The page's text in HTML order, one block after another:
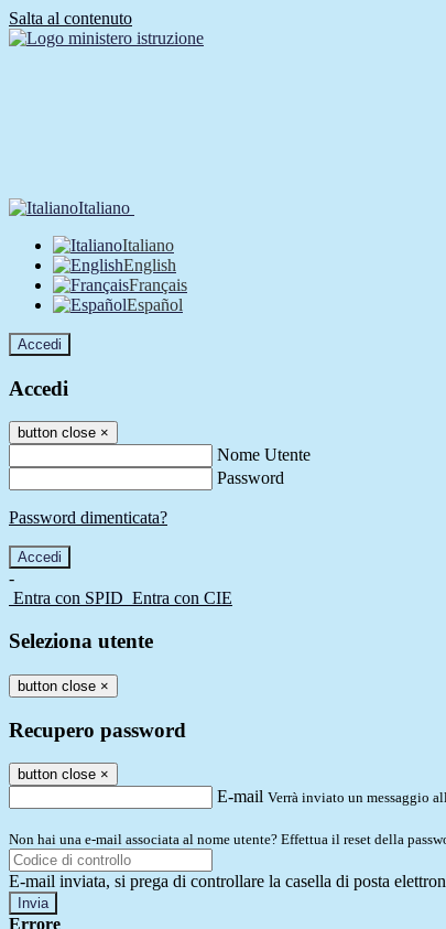
Salta al contenuto
Italiano
Italiano
English
Français
Español
Accedi
Accedi
button close ×
Nome Utente
Password
Password dimenticata?
-
Entra con SPID Entra con CIE
Seleziona utente
button close ×
Recupero password
button close ×
E-mail Verrà inviato un messaggio
Non hai una e-mail associata al nome utente? Effettua il reset della
E-mail inviata, si prega di controllare la casella di posta
Errore